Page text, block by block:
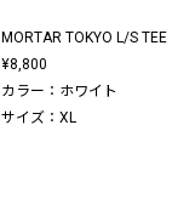
MORTAR TOKYO L/S TEE
¥8,800
カラー：ホワイト
サイズ：XL